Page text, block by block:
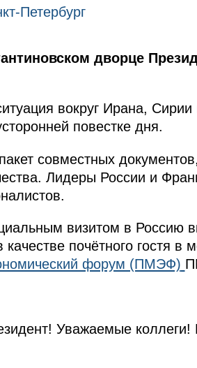
Петербург
дворце
вокруг Ирана,
повестке дня.
совместных
Лидеры России и
визитом в Россию
почётного гостя в
форум (ПМЭФ)
Уважаемые коллеги!